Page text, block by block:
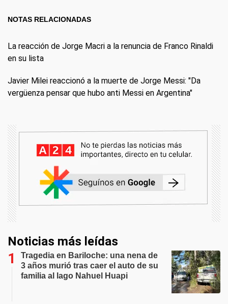
NOTAS RELACIONADAS
La reacción de Jorge Macri a la renuncia de Franco Rinaldi
en su lista
Javier Milei reaccionó a la muerte de Jorge Messi: "Da
vergüenza pensar que hubo anti Messi en Argentina"
Noticias más leídas
Tragedia en Bariloche: una nena de
3 años murió tras caer el auto de su
familia al lago Nahuel Huapi